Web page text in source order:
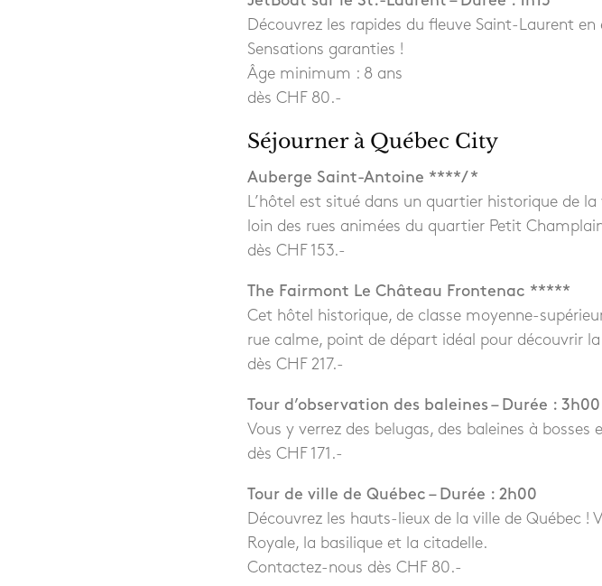
Découvrez les rapides du fleuve Saint-Laurent
Sensations garanties !
Âge minimum : 8 ans
dès CHF 80.-
Séjourner à Québec City
Auberge Saint-Antoine ****/ *
L’hôtel est situé dans un quartier historique de
loin des rues animées du quartier Petit
dès CHF 153.-
The Fairmont Le Château Frontenac *****
Cet hôtel historique, de classe moyenne-
rue calme, point de départ idéal pour découvrir
dès CHF 217.-
Tour d’observation des baleines – Durée : 3h00
Vous y verrez des belugas, des baleines à
dès CHF 171.-
Tour de ville de Québec – Durée : 2h00
Découvrez les hauts-lieux de la ville de Québec
Royale, la basilique et la citadelle.
Contactez-nous dès CHF 80.-